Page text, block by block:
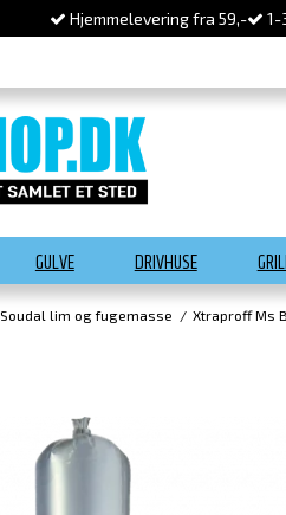
Hjemmelevering fra 59,- 1-
GULVE DRIVHUSE
Soudal lim og fugemasse / Xtraproff Ms